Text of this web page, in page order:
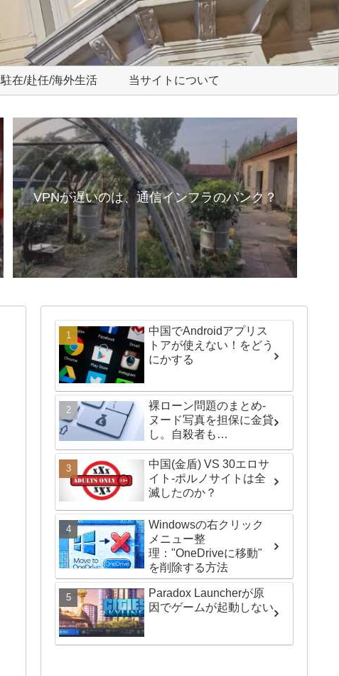
駐在/赴任/海外生活 当サイトについて
VPNが遅いのは、通信インフラのパンク？
中国でAndroidアプリス
トアが使えない！をどう
にかする
裸ローン問題のまとめ-
ヌード写真を担保に金貸
し。自殺者も…
中国(金盾) VS 30エロサ
イト-ポルノサイトは全
滅したのか？
Windowsの右クリック
メニュー整
理："OneDriveに移動"
を削除する方法
Paradox Launcherが原
因でゲームが起動しない